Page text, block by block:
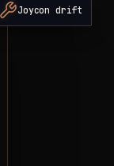
Joycon drift